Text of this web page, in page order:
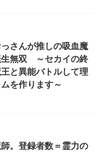
さんが推しの吸血魔
生無双 ～セカイの終
と異能バトルして理
を作ります～
。登録者数＝霊力の